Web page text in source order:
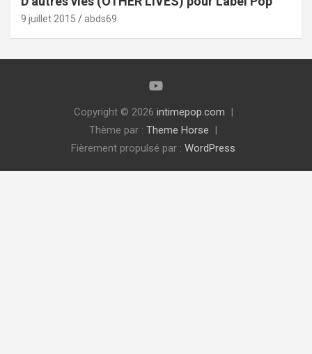
9 juillet 2015 abds69
Copyright © 2026 intimepop.com
Thème par : Theme Horse
Fièrement propulsé par : WordPress